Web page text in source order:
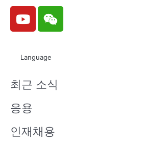
Y
o
u
e
W
e
i
n
Language
최근 소식
응용
인재채용